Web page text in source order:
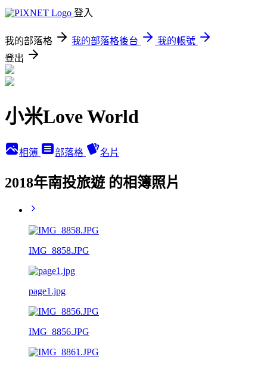
登入
我的部落格 我的部落格後台
我的帳號
登出
小米Love World
相簿 部落格 名片
2018年南投旅遊 的相簿照片
IMG_8858.JPG
page1.jpg
IMG_8856.JPG